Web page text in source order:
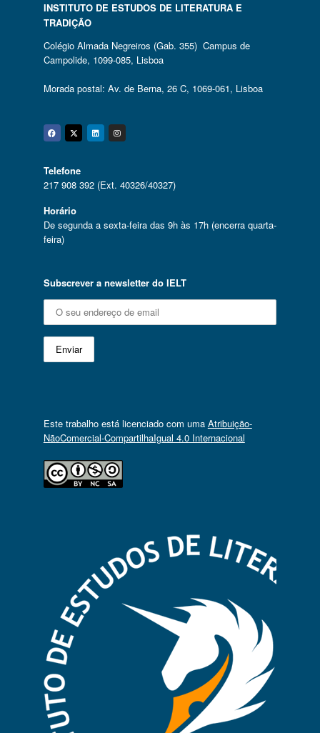
INSTITUTO DE ESTUDOS DE LITERATURA E
TRADIÇÃO
Colégio Almada Negreiros (Gab. 355) Campus de
Campolide, 1099-085, Lisboa
Morada postal: Av. de Berna, 26 C, 1069-061, Lisboa
Facebook
Twitter
Linkedin
Instagram
Telefone
217 908 392 (Ext. 40326/40327)
Horário
De segunda a sexta-feira das 9h às 17h (encerra quarta-
feira)
Subscrever a newsletter do IELT
Este trabalho está licenciado com uma Atribuição-
NãoComercial-CompartilhaIgual 4.0 Internacional